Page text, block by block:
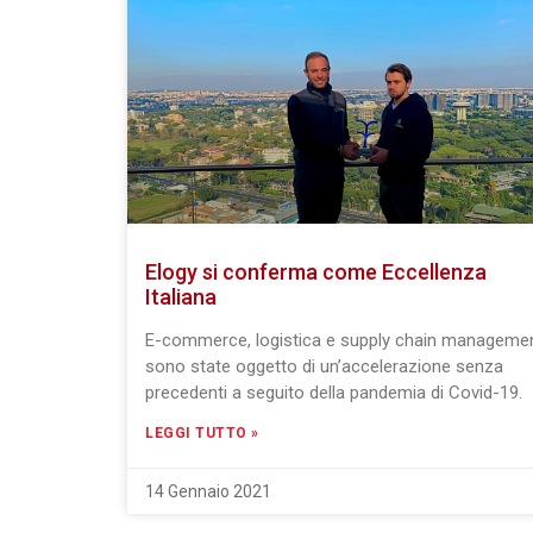
Elogy si conferma come Eccellenza
Italiana
E-commerce, logistica e supply chain
sono state oggetto di un’accelerazione senza
precedenti a seguito della pandemia di Covid-19.
LEGGI TUTTO »
14 Gennaio 2021